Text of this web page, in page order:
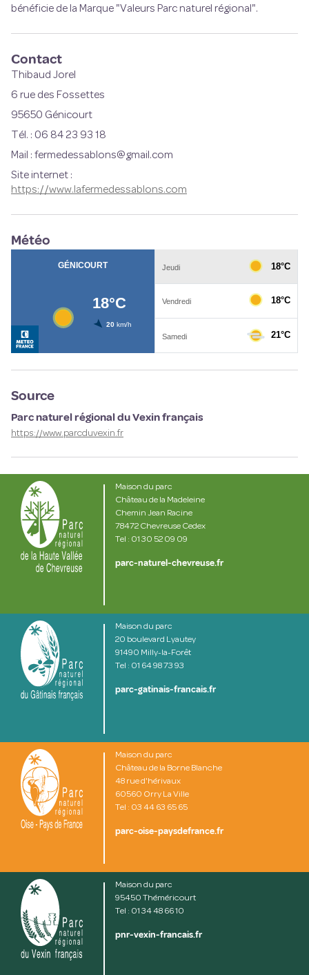
bénéficie de la Marque "Valeurs Parc naturel régional".
Contact
Thibaud Jorel
6 rue des Fossettes
95650 Génicourt
Tél. : 06 84 23 93 18
Mail : fermedessablons@gmail.com
Site internet :
https://www.lafermedessablons.com
Météo
Source
Parc naturel régional du Vexin français
https://www.parcduvexin.fr
Maison du parc
Château de la Madeleine
Chemin Jean Racine
78472 Chevreuse Cedex
Tel : 01 30 52 09 09
parc-naturel-chevreuse.fr
Maison du parc
20 boulevard Lyautey
91490 Milly-la-Forêt
Tel : 01 64 98 73 93
parc-gatinais-francais.fr
Maison du parc
Château de la Borne Blanche
48 rue d'hérivaux
60560 Orry La Ville
Tel : 03 44 63 65 65
parc-oise-paysdefrance.fr
Maison du parc
95450 Théméricourt
Tel : 01 34 48 66 10
pnr-vexin-francais.fr